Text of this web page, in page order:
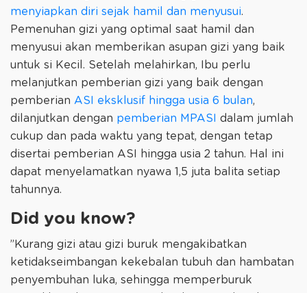
menyiapkan diri sejak hamil dan menyusui.
Pemenuhan gizi yang optimal saat hamil dan
menyusui akan memberikan asupan gizi yang baik
untuk si Kecil. Setelah melahirkan, Ibu perlu
melanjutkan pemberian gizi yang baik dengan
pemberian ASI eksklusif hingga usia 6 bulan,
dilanjutkan dengan pemberian MPASI dalam jumlah
cukup dan pada waktu yang tepat, dengan tetap
disertai pemberian ASI hingga usia 2 tahun. Hal ini
dapat menyelamatkan nyawa 1,5 juta balita setiap
tahunnya.
Did you know?
”Kurang gizi atau gizi buruk mengakibatkan
ketidakseimbangan kekebalan tubuh dan hambatan
penyembuhan luka, sehingga memperburuk